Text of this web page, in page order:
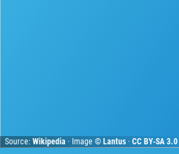
Source:Wikipedia · Image ©Lantus ·CC BY-SA 3.0